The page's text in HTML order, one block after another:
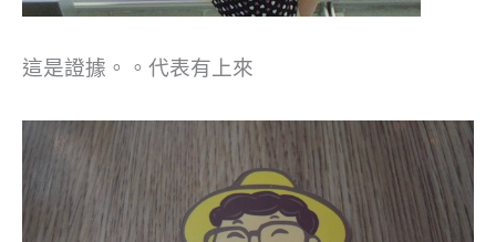
這是證據。。代表有上來